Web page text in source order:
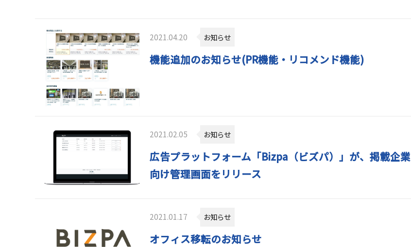
2021.04.20 お知らせ
機能追加のお知らせ(PR機能・リコメンド機能)
2021.02.05 お知らせ
広告プラットフォーム「Bizpa（ビズパ）」が、掲載企業
向け管理画面をリリース
2021.01.17 お知らせ
オフィス移転のお知らせ